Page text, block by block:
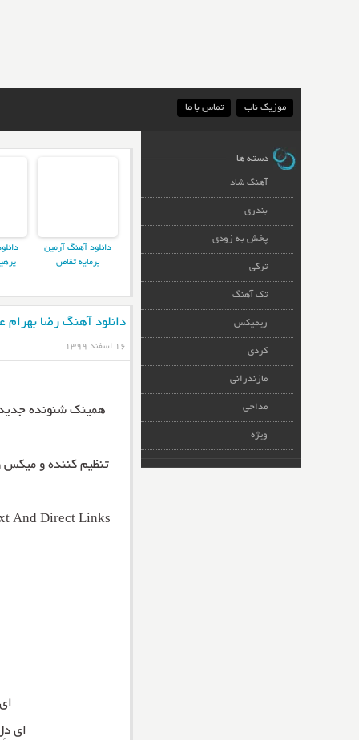
موزیک ناب تماس با ما
دانلود آهنگ آرمین
برمایه تقاص
دانلود آهنگ رضا بهرام
۱۶ اسفند ۱۳۹۹
همینک شنونده
تنظیم کننده و میکس
And Direct Links
ای
دسته ها
آهنگ شاد
بندری
پخش به زودی
ترکی
تک آهنگ
ریمیکس
کردی
مازندرانی
مداحی
ویژه